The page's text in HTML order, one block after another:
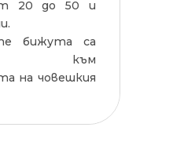
20 до 50 и
бижута са
към
на човешкия